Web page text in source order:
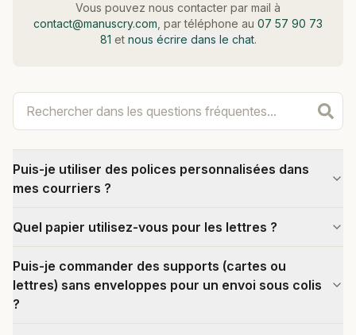
Vous pouvez nous contacter par mail à
contact@manuscry.com , par téléphone au 07 57 90 73
81 et nous écrire dans le chat.
Puis-je utiliser des polices personnalisées dans
mes courriers ?
Quel papier utilisez-vous pour les lettres ?
Puis-je commander des supports (cartes ou
lettres) sans enveloppes pour un envoi sous colis
?